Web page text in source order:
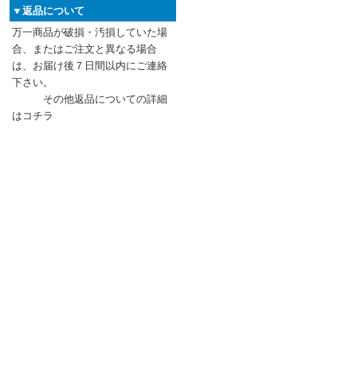
▼返品について
万一商品が破損・汚損していた場
合、またはご注文と異なる場合
は、お届け後７日間以内にご連絡
下さい。
その他返品についての詳細
はコチラ